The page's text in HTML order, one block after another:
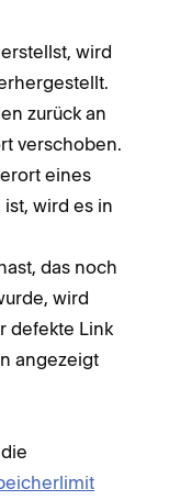
wird
zurück an
verschoben.
eines
wird es in
das noch
wird
defekte Link
angezeigt